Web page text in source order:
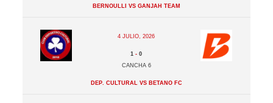
Bernoulli vs Ganjah Team
4 julio, 2026
1 -0
Cancha 6
Dep. Cultural vs Betano FC